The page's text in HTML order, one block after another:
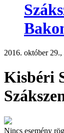
2016. október 29.,
Kisbéri
Nincs esemény